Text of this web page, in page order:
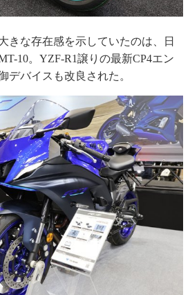
きな存在感を示していたのは、日
10。YZF-R1譲りの最新CP4エン
デバイスも改良された。